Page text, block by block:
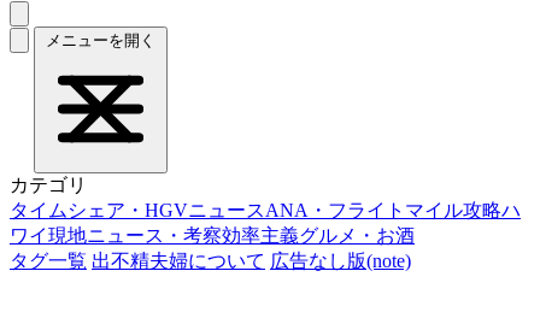
メニューを開く
カテゴリ
タイムシェア・HGVニュースANA・フライトマイル攻略ハ
ワイ現地ニュース・考察効率主義グルメ・お酒
タグ一覧 出不精夫婦について 広告なし版(note)